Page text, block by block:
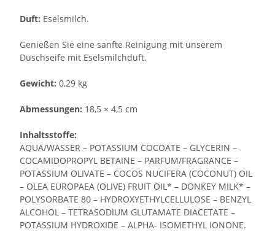
Duft: Eselsmilch.
Genießen Sie eine sanfte Reinigung mit unserem
Duschseife mit Eselsmilchduft.
Gewicht: 0,29 kg
Abmessungen: 18,5 × 4,5 cm
Inhaltsstoffe:
AQUA/WASSER – POTASSIUM COCOATE – GLYCERIN –
COCAMIDOPROPYL BETAINE – PARFUM/FRAGRANCE –
POTASSIUM OLIVATE – COCOS NUCIFERA (COCONUT) OIL
– OLEA EUROPAEA (OLIVE) FRUIT OIL* – DONKEY MILK* –
POLYSORBATE 80 – HYDROXYETHYLCELLULOSE – BENZYL
ALCOHOL – TETRASODIUM GLUTAMATE DIACETATE –
POTASSIUM HYDROXIDE – ALPHA- ISOMETHYL IONONE.